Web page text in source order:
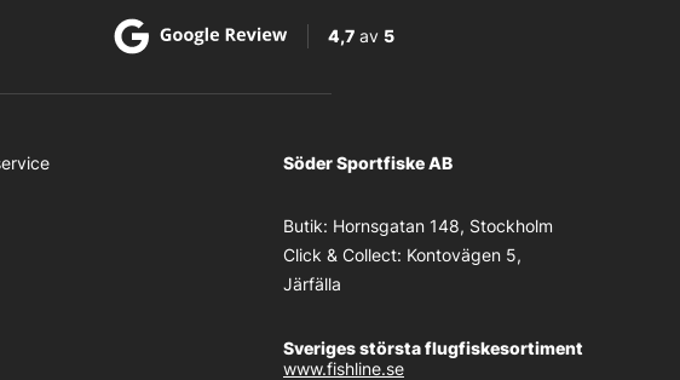
4,7av 5
Söder Sportfiske AB
Butik: Hornsgatan 148, Stockholm
Click & Collect: Kontovägen 5,
Järfälla
Sveriges största flugfiskesortiment
www.fishline.se